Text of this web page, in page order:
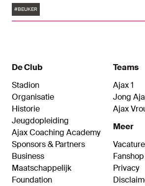
overeenstemming over een
van 1 december 2023 tot 1 juli
Analytics. Beuker is afkomstig
Tags
#BEUKER
De Club
Stadion
Organisatie
Historie
Jeugdopleiding
Ajax Coaching Academy
Sponsors & Partners
Business
Maatschappelijk
Foundation
Teams
Ajax 1
Jong
Ajax
Meer
Fanshop
Privacy